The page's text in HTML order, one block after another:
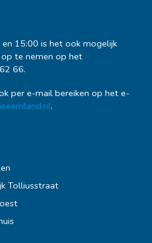
15:00 is het ook mogelijk
te nemen op het
66.
per e-mail bereiken op het e-
.
Tolliusstraat